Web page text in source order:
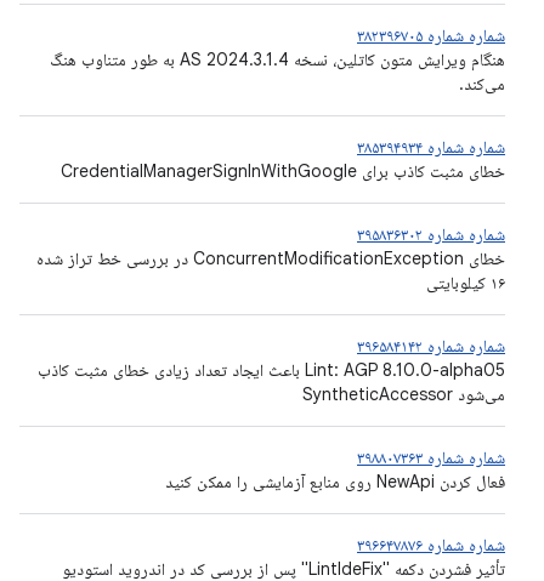
شماره شماره ۳۸۲۳۹۶۷۰۵
هنگام ویرایش متون کاتلین، نسخه AS 2024.3.1.4 به طور متناوب هنگ
می‌کند.
شماره شماره ۳۸۵۳۹۴۹۳۴
خطای مثبت کاذب برای CredentialManagerSignInWithGoogle
شماره شماره ۳۹۵۸۳۶۳۰۲
خطای ConcurrentModificationException در بررسی خط تراز شده
۱۶ کیلوبایتی
شماره شماره ۳۹۶۵۸۴۱۴۲
Lint: AGP 8.10.0-alpha05 باعث ایجاد تعداد زیادی خطای مثبت کاذب
می‌شود SyntheticAccessor
شماره شماره ۳۹۸۸۰۷۳۶۳
فعال کردن NewApi روی منابع آزمایشی را ممکن کنید
شماره شماره ۳۹۶۶۴۷۸۷۶
تأثیر فشردن دکمه "LintIdeFix" پس از بررسی کد در اندروید استودیو